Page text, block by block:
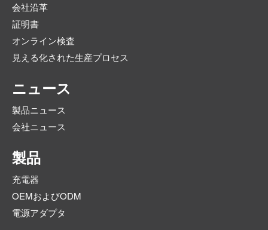
会社沿革
証明書
オンライン検査
見える化された生産プロセス
ニュース
製品ニュース
会社ニュース
製品
充電器
OEMおよびODM
電源アダプタ